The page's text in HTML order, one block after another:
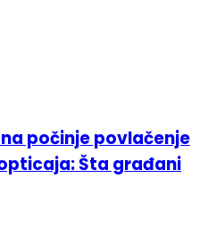
počinje povlačenje
Šta građani